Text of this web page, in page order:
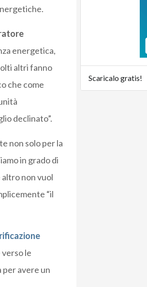
energetica,
altri fanno
che come
declinato”.
non solo per la
in grado di
non vuol
“il
le
avere un
Scaricalo gratis!